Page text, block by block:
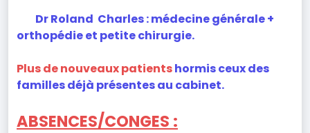
Dr Roland Charles : médecine générale +
orthopédie et petite chirurgie.
Plus de nouveauxpatientshormis ceux des
familles déjà présentes au cabinet.
ABSENCES/CONGES :